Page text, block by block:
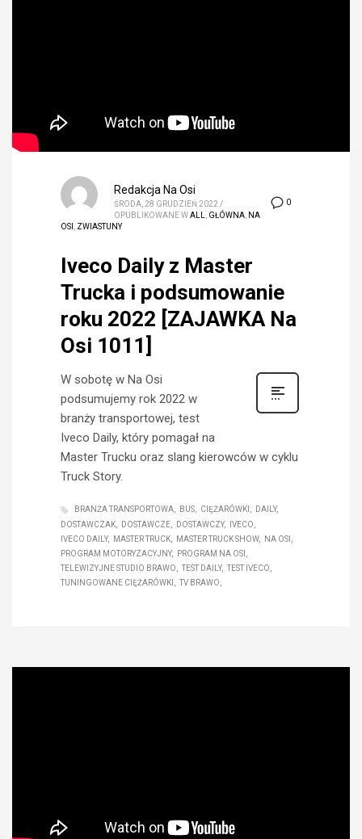
0
Redakcja Na Osi
ŚRODA, 28 GRUDZIEŃ 2022 /
OPUBLIKOWANE WALL, GŁÓWNA, NA
OSI , ZWIASTUNY
Iveco Daily z Master
Trucka i podsumowanie
roku 2022 [ZAJAWKA Na
Osi 1011]
W sobotę w Na Osi
podsumujemy rok 2022 w
branży transportowej, test
Iveco Daily, który pomagał na
Master Trucku oraz slang kierowców w cyklu
Truck Story.
BRANŻA TRANSPORTOWA BUS CIĘŻARÓWKI
DAILY
DOSTAWCZAK
DOSTAWCZE DOSTAWCZY
IVECO
IVECO DAILY
MASTER TRUCK MASTER TRUCK SHOW
NA OSI
PROGRAM MOTORYZACYJNY
PROGRAM NA OSI
TELEWIZYJNE STUDIO BRAWO
TEST DAILY
TEST IVECO
TUNINGOWANE CIĘŻARÓWKI
TV BRAWO